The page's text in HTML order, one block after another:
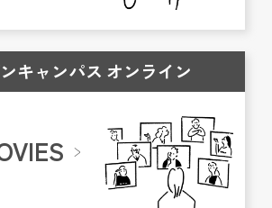
キャンパス オンライン